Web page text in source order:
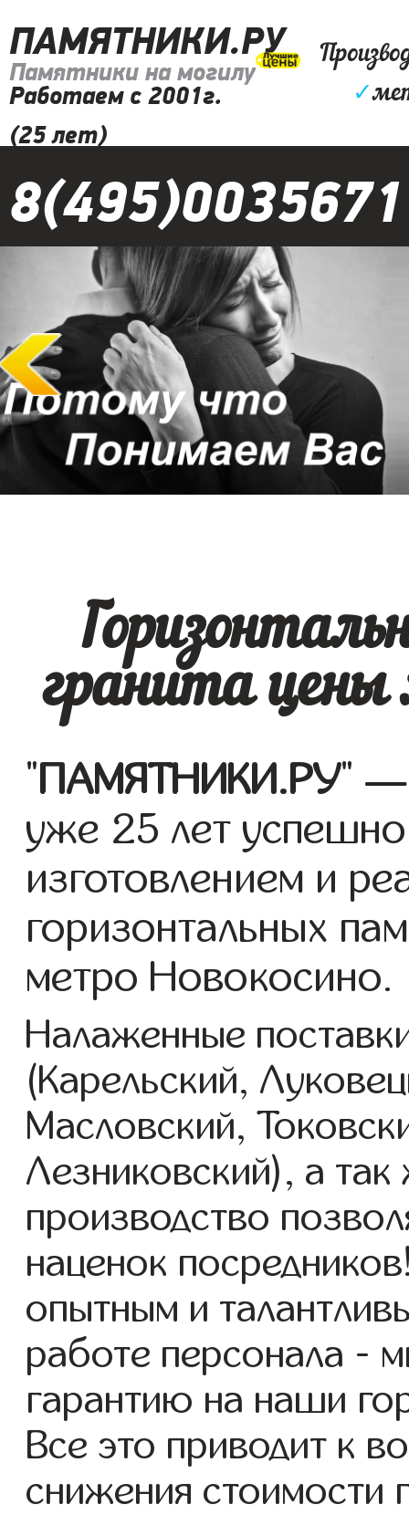
ПАМЯТНИКИ.РУ
Памятники на могилу
Работаем с 2001г.
(25 лет)
✓
8(495)0035671
гранита цены
"ПАМЯТНИКИ.РУ" —
уже 25 лет
изготовлением и
горизонтальных
метро Новокосино.
Налаженные
(Карельский,
Масловский,
Лезниковский), а
производство
наценок
опытным и
работе персонала -
гарантию на наши
Все это приводит к
снижения стоимости